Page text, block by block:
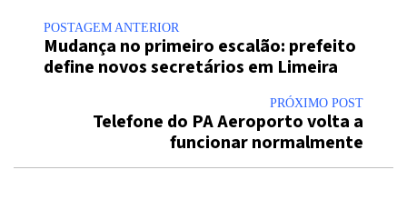
POSTAGEM ANTERIOR
Mudança no primeiro escalão: prefeito
define novos secretários em Limeira
PRÓXIMO POST
Telefone do PA Aeroporto volta a
funcionar normalmente